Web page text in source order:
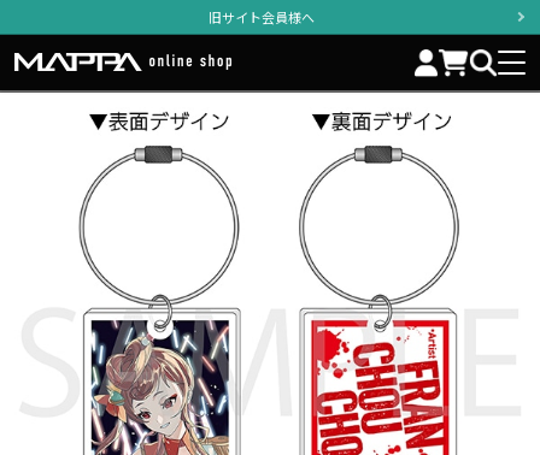
旧サイト会員様へ